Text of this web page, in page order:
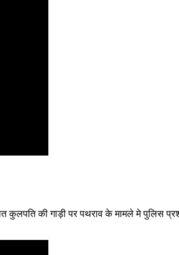
कुलपति की गाड़ी पर पथराव के मामले मे पुलिस